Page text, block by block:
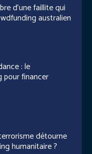
d’une faillite qui
australien
: le
pour financer
détourne
humanitaire ?